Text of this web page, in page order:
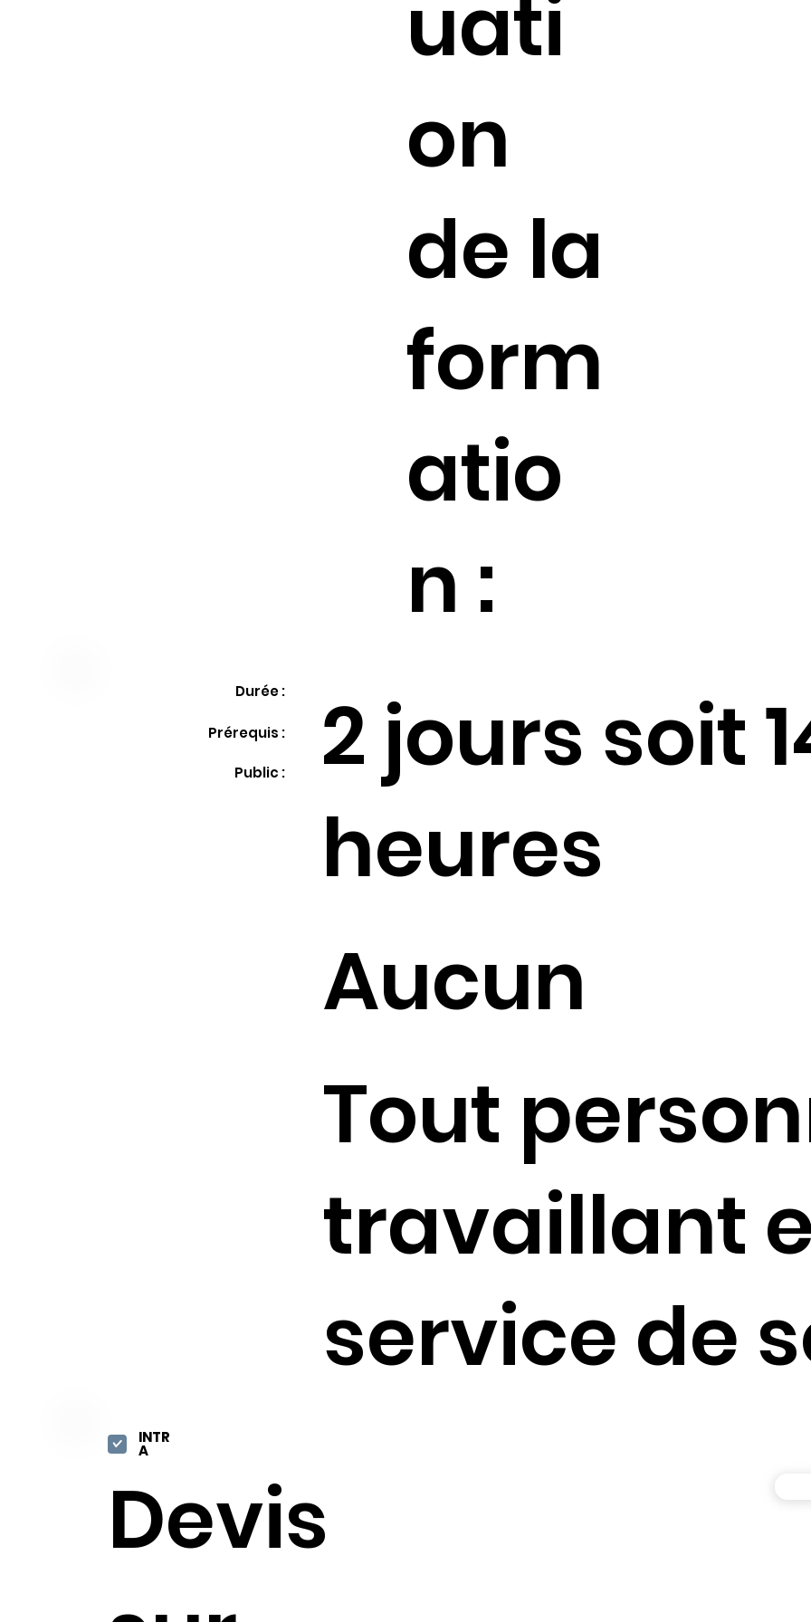
uati
on
de la
form
atio
n :
Durée :
Prérequis :
Public :
2 jours soit
heures
Aucun
Tout
travaillant
service de
INTR
A
Devis